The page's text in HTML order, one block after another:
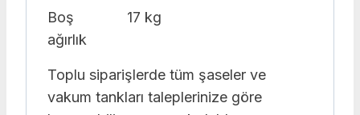
Boş
ağırlık
17 kg
Toplu siparişlerde tüm şaseler ve
vakum tankları taleplerinize göre